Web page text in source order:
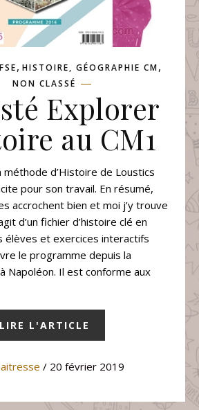
, HISTOIRE, GÉOGRAPHIE CM,
NON CLASSÉ
Explorer
au CM1
méthode d’Histoire de Loustics
pour son travail. En résumé,
accrochent bien et moi j’y trouve
d’un fichier d’histoire clé en
élèves et exercices interactifs
le programme depuis la
Napoléon. Il est conforme aux
LIRE L'ARTICLE
/ 20 février 2019